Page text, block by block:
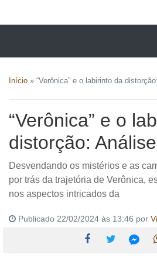
Início » “Verônica” e o labirinto da
“Verônica” e o
distorção:
Desvendando os mistérios e as
por trás da trajetória de Verônica,
nos aspectos intricados da
Publicado 22/02/2024 às 13:46 por